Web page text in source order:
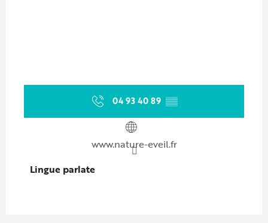
04 93 40 89 ▒▒
www.nature-eveil.fr
Lingue parlate
Lingue parlate